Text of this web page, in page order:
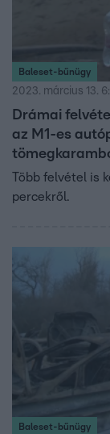
Baleset-bűnügy
2023. március 13.
Drámai
az M1-es
Több felvétel is
percekről.
Baleset-bűnügy